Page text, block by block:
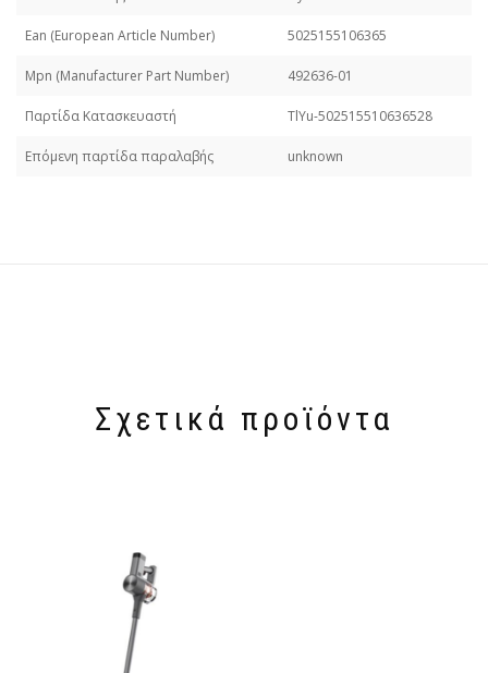
Εan (European Article Number) 5025155106365
Mpn (Manufacturer Part Number) 492636-01
Παρτίδα Κατασκευαστή TlYu-502515510636528
Επόμενη παρτίδα παραλαβής unknown
Σχετικά προϊόντα